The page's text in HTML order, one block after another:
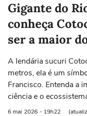
Gigante do
conheça
ser a maior
A lendária sucuri
metros, ela é um
Francisco. Entenda a
ciência e o
6 mai 2026 - 19h22